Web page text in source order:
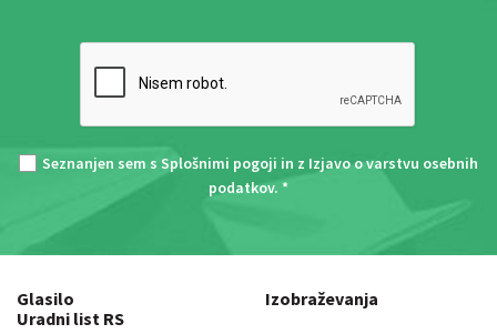
Seznanjen sem s Splošnimi pogoji in z Izjavo o varstvu osebnih
podatkov. *
Glasilo
Uradni list RS
Izobraževanja